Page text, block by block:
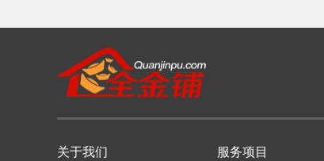
关于我们 服务项目